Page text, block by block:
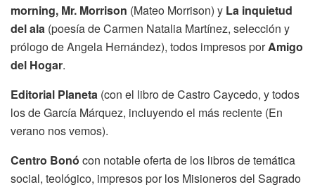
morning, Mr. Morrison (Mateo Morrison) y La inquietud
del ala (poesía de Carmen Natalia Martínez, selección y
prólogo de Angela Hernández), todos impresos porAmigo
del Hogar.
Editorial Planeta (con el libro de Castro Caycedo, y todos
los de García Márquez, incluyendo el más reciente (En
verano nos vemos).
Centro Bonó con notable oferta de los libros de temática
social, teológico, impresos por los Misioneros del Sagrado